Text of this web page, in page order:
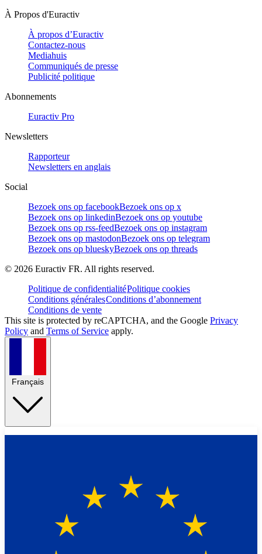
À Propos d'Euractiv
À propos d’Euractiv
Contactez-nous
Mediahuis
Communiqués de presse
Publicité politique
Abonnements
Euractiv Pro
Newsletters
Rapporteur
Newsletters en anglais
Social
Bezoek ons op facebookBezoek ons op x
Bezoek ons op linkedinBezoek ons op youtube
Bezoek ons op rss-feedBezoek ons op instagram
Bezoek ons op mastodonBezoek ons op telegram
Bezoek ons op blueskyBezoek ons op threads
© 2026 Euractiv FR. All rights reserved.
Politique de confidentialitéPolitique cookies
Conditions généralesConditions d’abonnement
Conditions de vente
This site is protected by reCAPTCHA, and the Google Privacy
Policy and Terms of Service apply.
Français